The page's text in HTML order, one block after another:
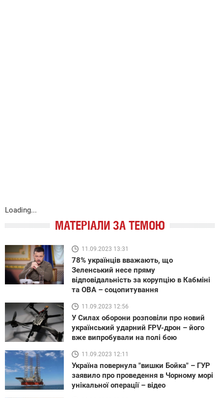
Loading...
МАТЕРІАЛИ ЗА ТЕМОЮ
11.09.2023 13:31
78% українців вважають, що
Зеленський несе пряму
відповідальність за корупцію в Кабміні
та ОВА – соцопитування
11.09.2023 12:56
У Силах оборони розповіли про новий
український ударний FPV-дрон – його
вже випробували на полі бою
11.09.2023 12:11
Україна повернула "вишки Бойка" – ГУР
заявило про проведення в Чорному морі
унікальної операції – відео